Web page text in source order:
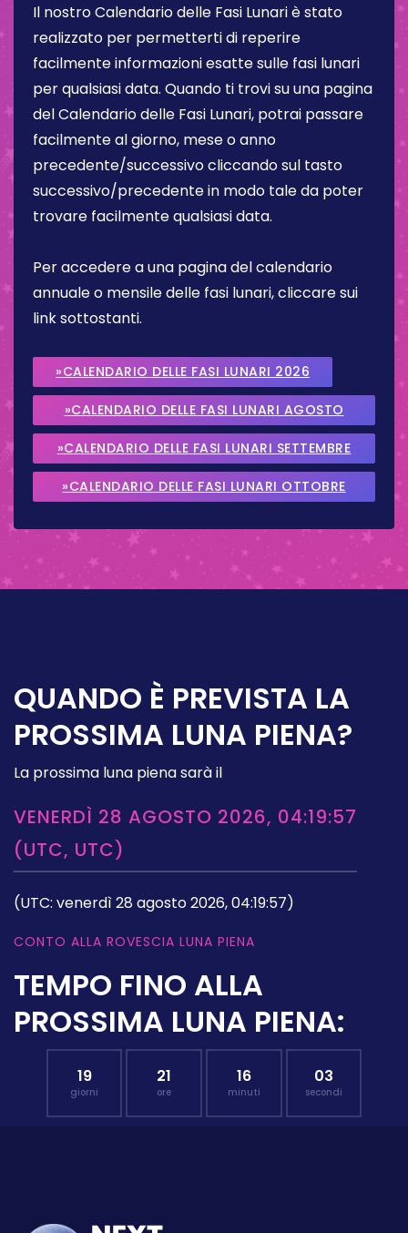
Il nostro Calendario delle Fasi Lunari è stato
realizzato per permetterti di reperire
facilmente informazioni esatte sulle fasi lunari
per qualsiasi data. Quando ti trovi su una pagina
del Calendario delle Fasi Lunari, potrai passare
facilmente al giorno, mese o anno
precedente/successivo cliccando sul tasto
successivo/precedente in modo tale da poter
trovare facilmente qualsiasi data.
Per accedere a una pagina del calendario
annuale o mensile delle fasi lunari, cliccare sui
link sottostanti.
»CALENDARIO DELLE FASI LUNARI 2026
»CALENDARIO DELLE FASI LUNARI AGOSTO
2026
»CALENDARIO DELLE FASI LUNARI SETTEMBRE
2026
»CALENDARIO DELLE FASI LUNARI OTTOBRE
QUANDO È PREVISTA LA
PROSSIMA LUNA PIENA?
La prossima luna piena sarà il
VENERDÌ 28 AGOSTO 2026, 04:19:57
(UTC, UTC)
(UTC: venerdì 28 agosto 2026, 04:19:57)
CONTO ALLA ROVESCIA LUNA PIENA
TEMPO FINO ALLA
PROSSIMA LUNA PIENA:
19
giorni
21
ore
16
minuti
02
secondi